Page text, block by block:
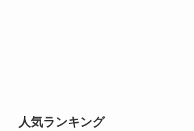
人気ランキング